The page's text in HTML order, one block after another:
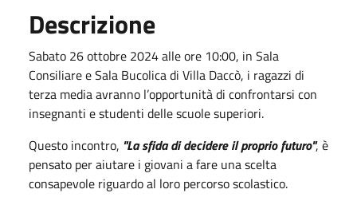
Descrizione
Sabato 26 ottobre 2024 alle ore 10:00, in Sala
Consiliare e Sala Bucolica di Villa Daccò, i ragazzi di
terza media avranno l’opportunità di confrontarsi con
insegnanti e studenti delle scuole superiori.
Questo incontro, "La sfida di decidere il proprio futuro", è
pensato per aiutare i giovani a fare una scelta
consapevole riguardo al loro percorso scolastico.